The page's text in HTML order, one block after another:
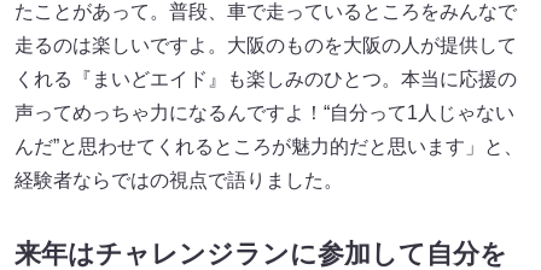
たことがあって。普段、車で走っているところをみんなで
走るのは楽しいですよ。大阪のものを大阪の人が提供して
くれる『まいどエイド』も楽しみのひとつ。本当に応援の
声ってめっちゃ力になるんですよ！“自分って1人じゃない
んだ”と思わせてくれるところが魅力的だと思います」と、
経験者ならではの視点で語りました。
来年はチャレンジランに参加して自分を